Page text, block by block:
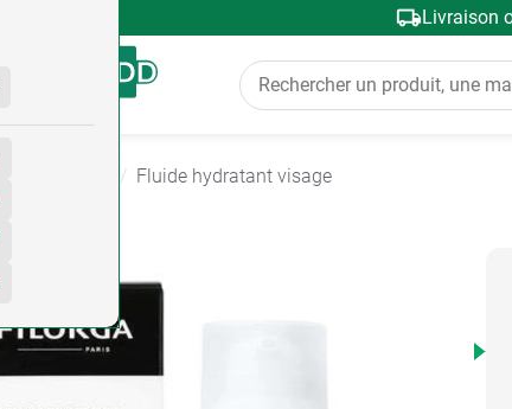
Livraison
Fluide hydratant visage